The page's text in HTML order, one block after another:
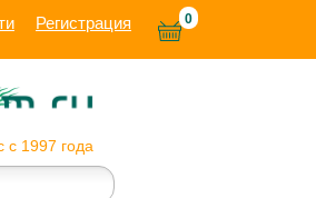
Регистрация 0
с 1997 года